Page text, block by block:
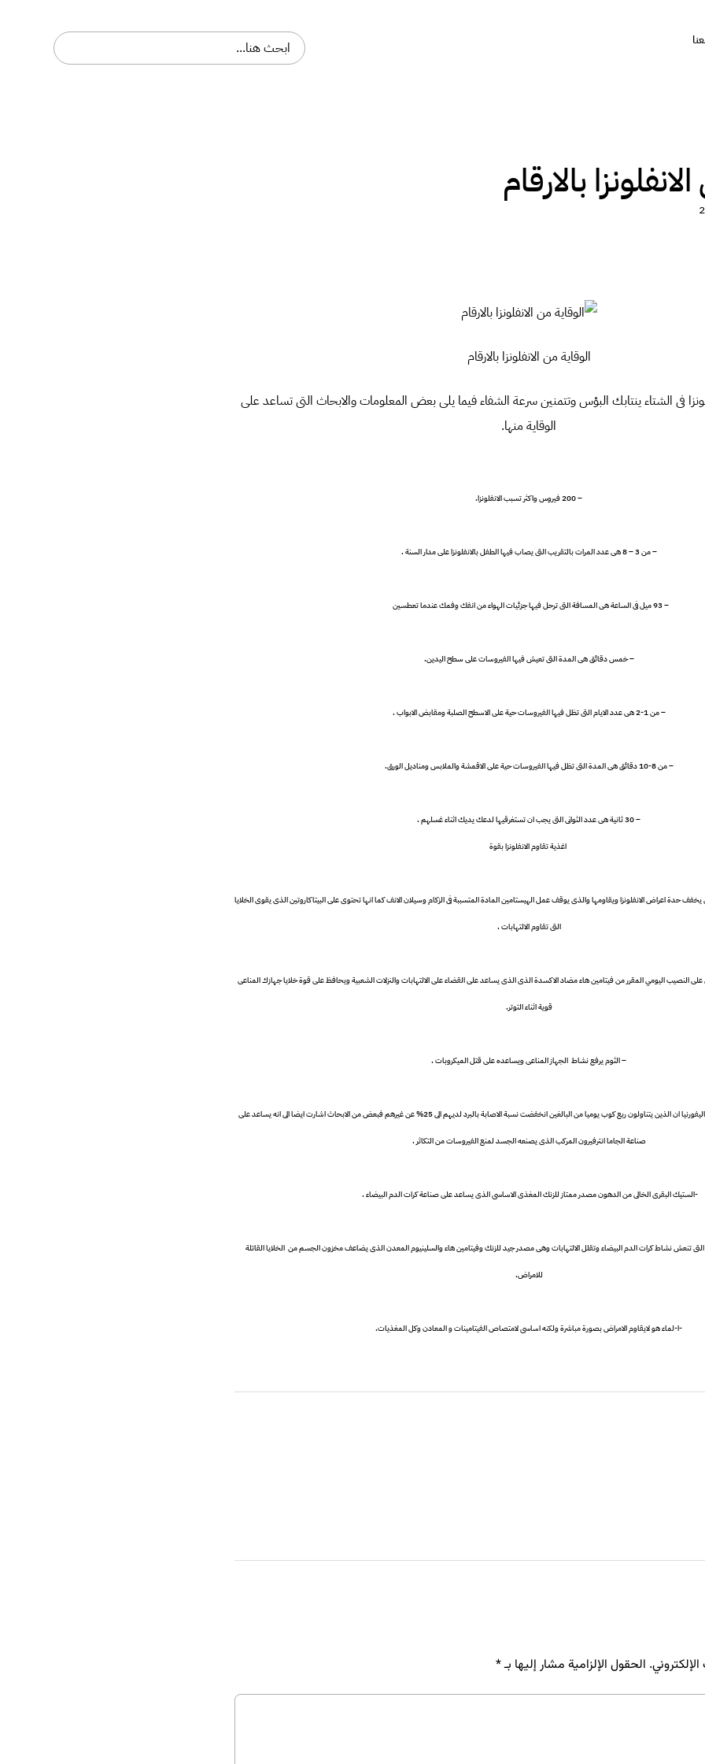
بالارقام
الوقاية من الانفلونزا بالارقام
فى الشتاء ينتابك البؤس وتتمنين سرعة الشفاء فيما يلى بعض المعلومات والابحاث التى تساعد على
الوقاية منها.
– 200 فيروس واكثر تسبب الانفلونزا.
– من 3 – 8 هى عدد المرات بالتقريب التى يصاب فيها الطفل بالانفلونزا على مدار السنة .
– 93 ميل فى الساعة هى المسافة التى ترحل فيها جزئيات الهواء من انفك وفمك عندما تعطسين
– خمس دقائق هى المدة التى تعيش فيها الفيروسات على سطح اليدين.
– من 1-2 هى عدد الايام التى تظل فيها الفيروسات حية على الاسطح الصلبة ومقابض الابواب .
– من 8-10 دقائق هى المدة التى تظل فيها الفيروسات حية على الاقمشة والملابس ومناديل الورق.
– 30 ثانية هى عدد الثوانى التى يجب ان تستغرقيها لدعك يديك اثناء غسلهم .
اغذية تقاوم الانفلونزا بقوة
حدة اعراض الانفلونزا ويقاومها والذى يوقف عمل الهيستامين المادة المتسببة فى الزكام وسيلان الانف كما انها تحتوى على البيتاكاروتين الذى يقوى الخلايا
التى تقاوم الالتهابات .
اليومي المقرر من فيتامين هاء مضاد الاكسدة الذى الذى يساعد على القضاء على الالتهابات والنزلات الشعبية ويحافظ على قوة خلايا جهازك المناعى
قوية اثناء التوتر.
– الثوم يرفع نشاط الجهاز المناعى ويساعده على قتل الميكروبات .
– الزبادى اثبت دراسة امريكية بجامعة كاليفورنيا ان الذين يتناولون ربع كوب يوميا من البالغين انخفضت نسبة الاصابة بالبرد لديهم الى 25% عن غيرهم فبعض من الابحاث اشارت ايضا الى انه يساعد على
صناعة الجاما انترفيرون المركب الذى يصنعه الجسد لمنع الفيروسات من التكاثر .
-الستيك البقرى الخالى من الدهون مصدر ممتاز للزنك المغذى الاساسى الذى يساعد على صناعة كرات الدم البيضاء .
– التونة تحتوى على حمض اوميجا3 التى تنعش نشاط كرات الدم البيضاء وتقلل الالتهابات وهى مصدر جيد للزنك وفيتامين هاء والسلينيوم المعدن الذى يضاعف مخزون الجسم من الخلايا القاتلة
للامراض.
-ا-لماء هو لايقاوم الامراض بصورة مباشرة ولكنه اساسى لامتصاص الفيتامينات و المعادن وكل المغذيات.
الحقول الإلزامية مشار إليها بـ*